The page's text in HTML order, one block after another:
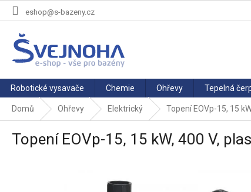
Přejít
eshop@s-bazeny.cz
Robotické vysavače Chemie Ohřevy Tepelná
Domů Ohřevy Elektrický Topení EOVp-15, 15
Topení EOVp-15, 15 kW, 400 V,